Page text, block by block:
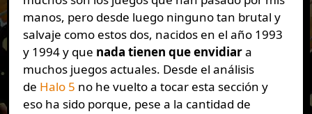
manos, pero desde luego ninguno tan brutal y
salvaje como estos dos, nacidos en el año 1993
y 1994 y que nada tienen que envidiara
muchos juegos actuales. Desde el análisis
de Halo 5 no he vuelto a tocar esta sección y
eso ha sido porque, pese a la cantidad de